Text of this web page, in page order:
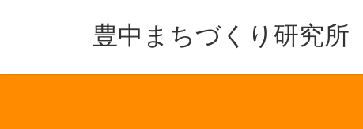
豊中まちづくり研究所